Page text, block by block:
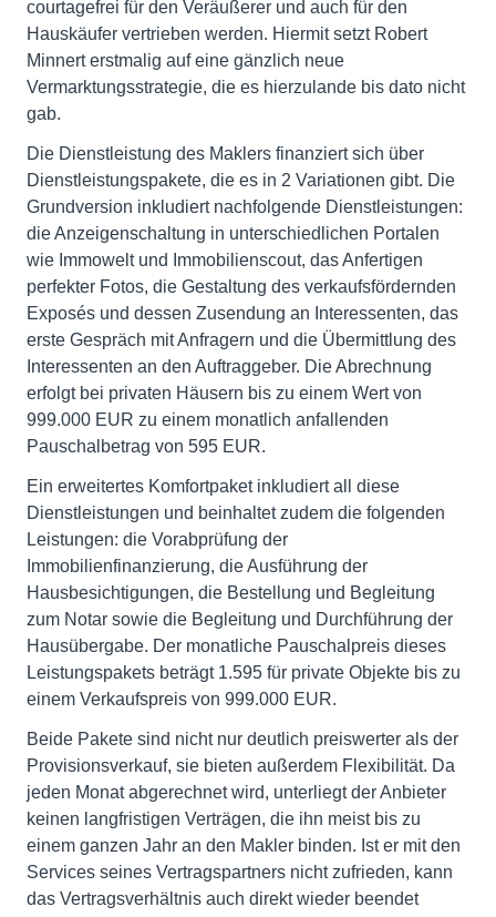
courtagefrei für den Veräußerer und auch für den
Hauskäufer vertrieben werden. Hiermit setzt Robert
Minnert erstmalig auf eine gänzlich neue
Vermarktungsstrategie, die es hierzulande bis dato nicht
gab.
Die Dienstleistung des Maklers finanziert sich über
Dienstleistungspakete, die es in 2 Variationen gibt. Die
Grundversion inkludiert nachfolgende Dienstleistungen:
die Anzeigenschaltung in unterschiedlichen Portalen
wie Immowelt und Immobilienscout, das Anfertigen
perfekter Fotos, die Gestaltung des verkaufsfördernden
Exposés und dessen Zusendung an Interessenten, das
erste Gespräch mit Anfragern und die Übermittlung des
Interessenten an den Auftraggeber. Die Abrechnung
erfolgt bei privaten Häusern bis zu einem Wert von
999.000 EUR zu einem monatlich anfallenden
Pauschalbetrag von 595 EUR.
Ein erweitertes Komfortpaket inkludiert all diese
Dienstleistungen und beinhaltet zudem die folgenden
Leistungen: die Vorabprüfung der
Immobilienfinanzierung, die Ausführung der
Hausbesichtigungen, die Bestellung und Begleitung
zum Notar sowie die Begleitung und Durchführung der
Hausübergabe. Der monatliche Pauschalpreis dieses
Leistungspakets beträgt 1.595 für private Objekte bis zu
einem Verkaufspreis von 999.000 EUR.
Beide Pakete sind nicht nur deutlich preiswerter als der
Provisionsverkauf, sie bieten außerdem Flexibilität. Da
jeden Monat abgerechnet wird, unterliegt der Anbieter
keinen langfristigen Verträgen, die ihn meist bis zu
einem ganzen Jahr an den Makler binden. Ist er mit den
Services seines Vertragspartners nicht zufrieden, kann
das Vertragsverhältnis auch direkt wieder beendet